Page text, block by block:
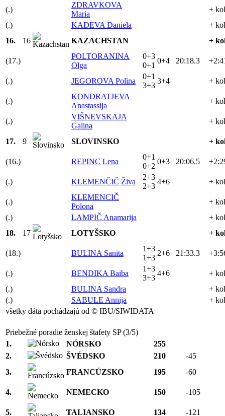
(.)
ZDRAVKOVA
Maria
+
(.)
KADEVA Daniela
+
16.
16 KAZACHSTAN +
(17.)
POLTORANINA
Olga
0+3
0+1
0+4 20:18.3
(.) JEGOROVA Polina
0+1
3+3
3+4 +
(.)
KONDRATJEVA
Anastassija
+
(.)
VIŠNEVSKAJA
Galina
+
17. 9 SLOVINSKO +
(16.) REPINC Lena
0+1
0+2
0+3 20:06.5
(.) KLEMENČIČ Živa
2+3
2+3
4+6 +
(.)
KLEMENCIČ
Polona
+
(.)
LAMPIČ Anamarija
+
18.
17 LOTYŠSKO +
(18.) BULINA Sanita
1+3
1+3
2+6 21:33.3
(.) BENDIKA Baiba
1+3
3+3
4+6
+
(.)
BULINA Sandra
+
(.)
SABULE Annija
+
všetky dáta pochádzajú od © IBU/SIWIDATA
Priebežné poradie ženskej štafety SP (3/5)
1.
NÓRSKO
255
2.
ŠVÉDSKO 210
-45
3.
FRANCÚZSKO 195 -60
4. NEMECKO 150 -105
5. TALIANSKO 134 -121